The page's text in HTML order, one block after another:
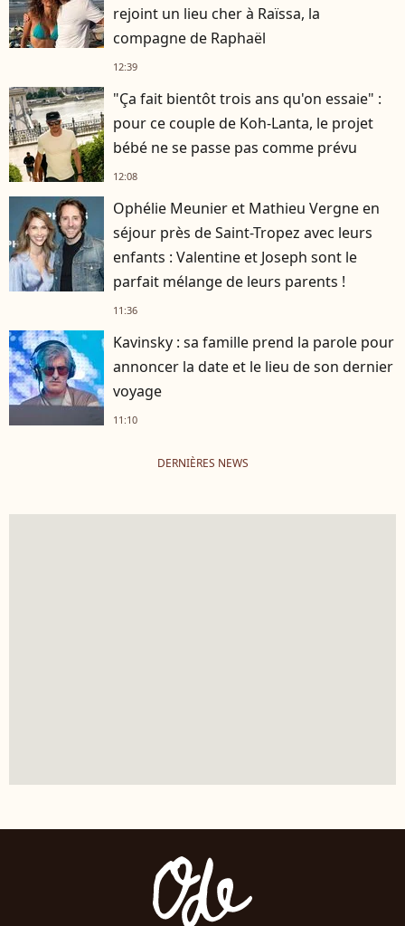
rejoint un lieu cher à Raïssa, la
compagne de Raphaël
12:39
"Ça fait bientôt trois ans qu'on essaie" :
pour ce couple de Koh-Lanta, le projet
bébé ne se passe pas comme prévu
12:08
Ophélie Meunier et Mathieu Vergne en
séjour près de Saint-Tropez avec leurs
enfants : Valentine et Joseph sont le
parfait mélange de leurs parents !
11:36
Kavinsky : sa famille prend la parole pour
annoncer la date et le lieu de son dernier
voyage
11:10
DERNIÈRES NEWS